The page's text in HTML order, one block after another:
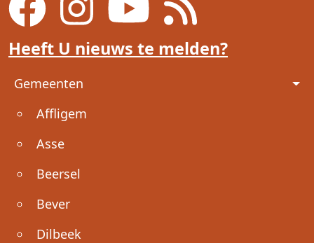
Heeft U nieuws te melden?
Voet
Gemeenten
Affligem
Asse
Beersel
Bever
Dilbeek